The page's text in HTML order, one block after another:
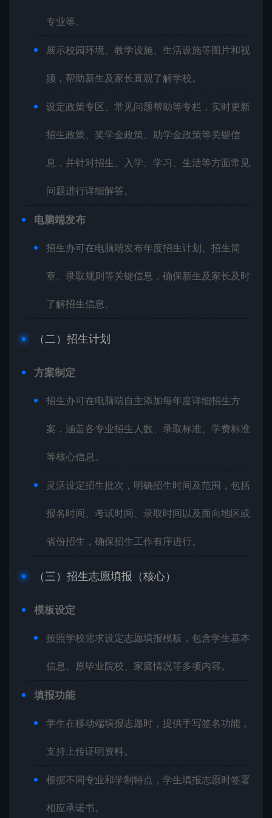
专业等。
展示校园环境、教学设施、生活设施等图片和视
频，帮助新生及家长直观了解学校。
设定政策专区、常见问题帮助等专栏，实时更新
招生政策、奖学金政策、助学金政策等关键信
息，并针对招生、入学、学习、生活等方面常见
问题进行详细解答。
电脑端发布
招生办可在电脑端发布年度招生计划、招生简
章、录取规则等关键信息，确保新生及家长及时
了解招生信息。
（二）招生计划
方案制定
招生办可在电脑端自主添加每年度详细招生方
案，涵盖各专业招生人数、录取标准、学费标准
等核心信息。
灵活设定招生批次，明确招生时间及范围，包括
报名时间、考试时间、录取时间以及面向地区或
省份招生，确保招生工作有序进行。
（三）招生志愿填报（核心）
模板设定
按照学校需求设定志愿填报模板，包含学生基本
信息、原毕业院校、家庭情况等多项内容。
填报功能
学生在移动端填报志愿时，提供手写签名功能，
支持上传证明资料。
根据不同专业和学制特点，学生填报志愿时签署
相应承诺书。